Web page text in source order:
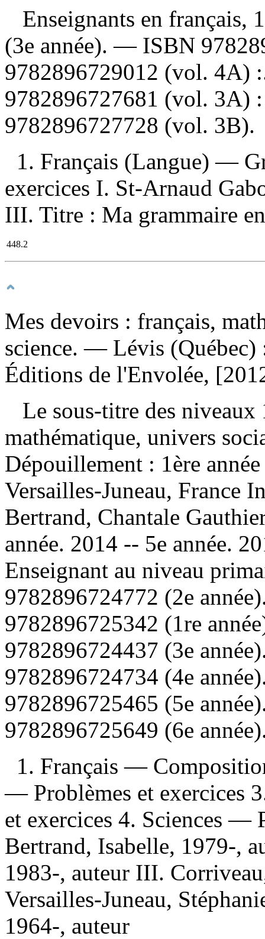
Enseignants en français,
(3e année). — ISBN
9782896729012 (vol. 4A) :
9782896727681 (vol. 3A) :
9782896727728 (vol. 3B).
1. Français (Langue) —
exercices I. St-Arnaud
III. Titre : Ma grammaire
448.2
Mes devoirs : français,
science. — Lévis (Québec)
Éditions de l'Envolée,
Le sous-titre des niveaux
mathématique, univers
Dépouillement : 1ère
Versailles-Juneau, France
Bertrand, Chantale
année. 2014 -- 5e année.
Enseignant au niveau
9782896724772 (2e année)
9782896725342 (1re
9782896724437 (3e année)
9782896724734 (4e année)
9782896725465 (5e année)
9782896725649 (6e année)
1. Français —
— Problèmes et exercices
et exercices 4. Sciences —
Bertrand, Isabelle, 1979-,
1983-, auteur III.
Versailles-Juneau,
1964-, auteur